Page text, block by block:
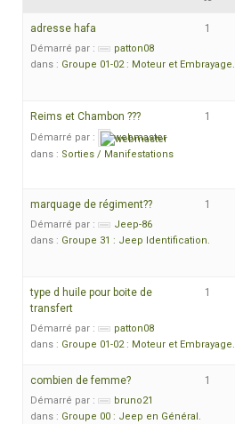
adresse hafa
Démarré par :
patton08
dans : Groupe 01-02 : Moteur et Embrayage.
1
Reims et Chambon ???
Démarré par :
webmaster
dans : Sorties / Manifestations
1
marquage de régiment??
Démarré par :
Jeep-86
dans : Groupe 31 : Jeep Identification.
1
type d huile pour boite de
transfert
Démarré par :
patton08
dans : Groupe 01-02 : Moteur et Embrayage.
1
combien de femme?
Démarré par :
bruno21
dans : Groupe 00 : Jeep en Général.
1